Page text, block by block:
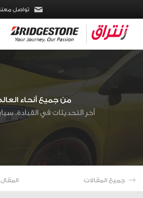
تواصل
من جميع أنحاء
آخر التحديثات في القيادة،
جميع المقالات